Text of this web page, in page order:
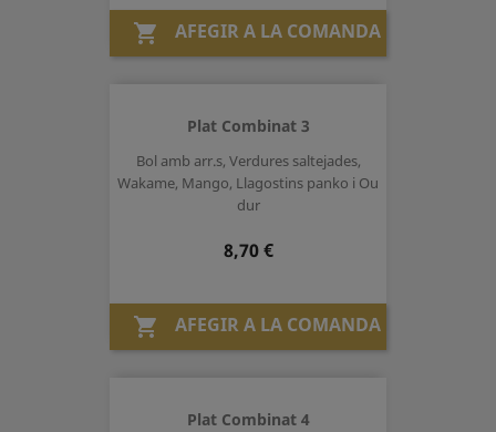
 AFEGIR A LA COMANDA
Plat Combinat 3
Bol amb arr.s, Verdures saltejades,
Wakame, Mango, Llagostins panko i Ou
dur
Preu
8,70 €
 AFEGIR A LA COMANDA
Plat Combinat 4